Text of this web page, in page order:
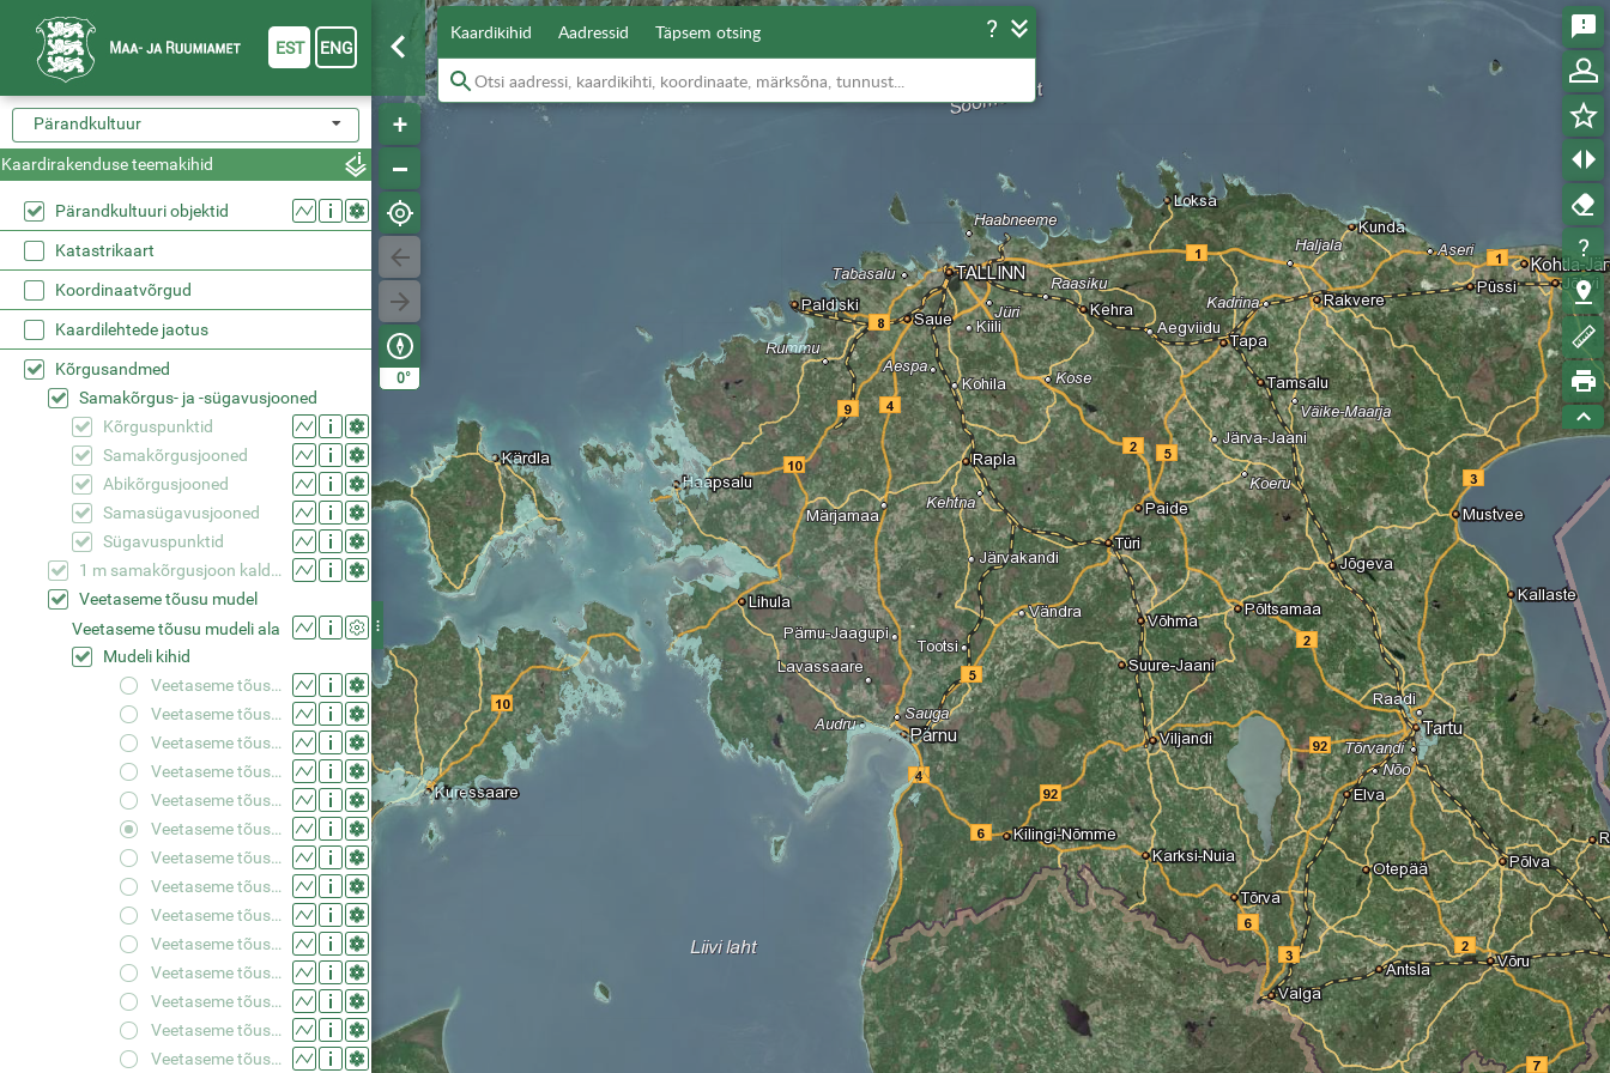
0°
Kaardikihid Aadressid Täpsem otsing
Pärandkultuur
Kaardirakenduse teemakihid
Pärandkultuuri objektid
Katastrikaart
Koordinaatvõrgud
Kaardilehtede jaotus
Kõrgusandmed
Samakõrgus- ja -sügavusjooned
Kõrguspunktid
Samakõrgusjooned
Abikõrgusjooned
Samasügavusjooned
Sügavuspunktid
1 m samakõrgusjoon kaldajoone kõrgusväärtusest
Veetaseme tõusu mudel
Veetaseme tõusu mudeli ala
Mudeli kihid
Veetaseme tõus +0,50 m
Veetaseme tõus +0,75 m
Veetaseme tõus +1,00 m
Veetaseme tõus +1,25 m
Veetaseme tõus +1,50 m
Veetaseme tõus +1,75 m
Veetaseme tõus +2,00 m
Veetaseme tõus +2,25 m
Veetaseme tõus +2,50 m
Veetaseme tõus +2,75 m
Veetaseme tõus +3,00 m
Veetaseme tõus +3,25 m
Veetaseme tõus +3,50 m
Veetaseme tõus +3,75 m
EST ENG